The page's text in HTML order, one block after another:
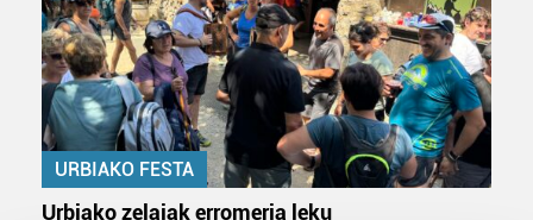
URBIAKO FESTA
Urbiako zelaiak erromeria leku